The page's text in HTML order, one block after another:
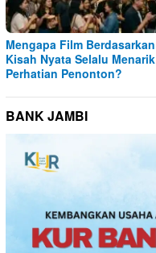
Mengapa Film Berdasarkan
Kisah Nyata Selalu Menarik
Perhatian Penonton?
BANK JAMBI